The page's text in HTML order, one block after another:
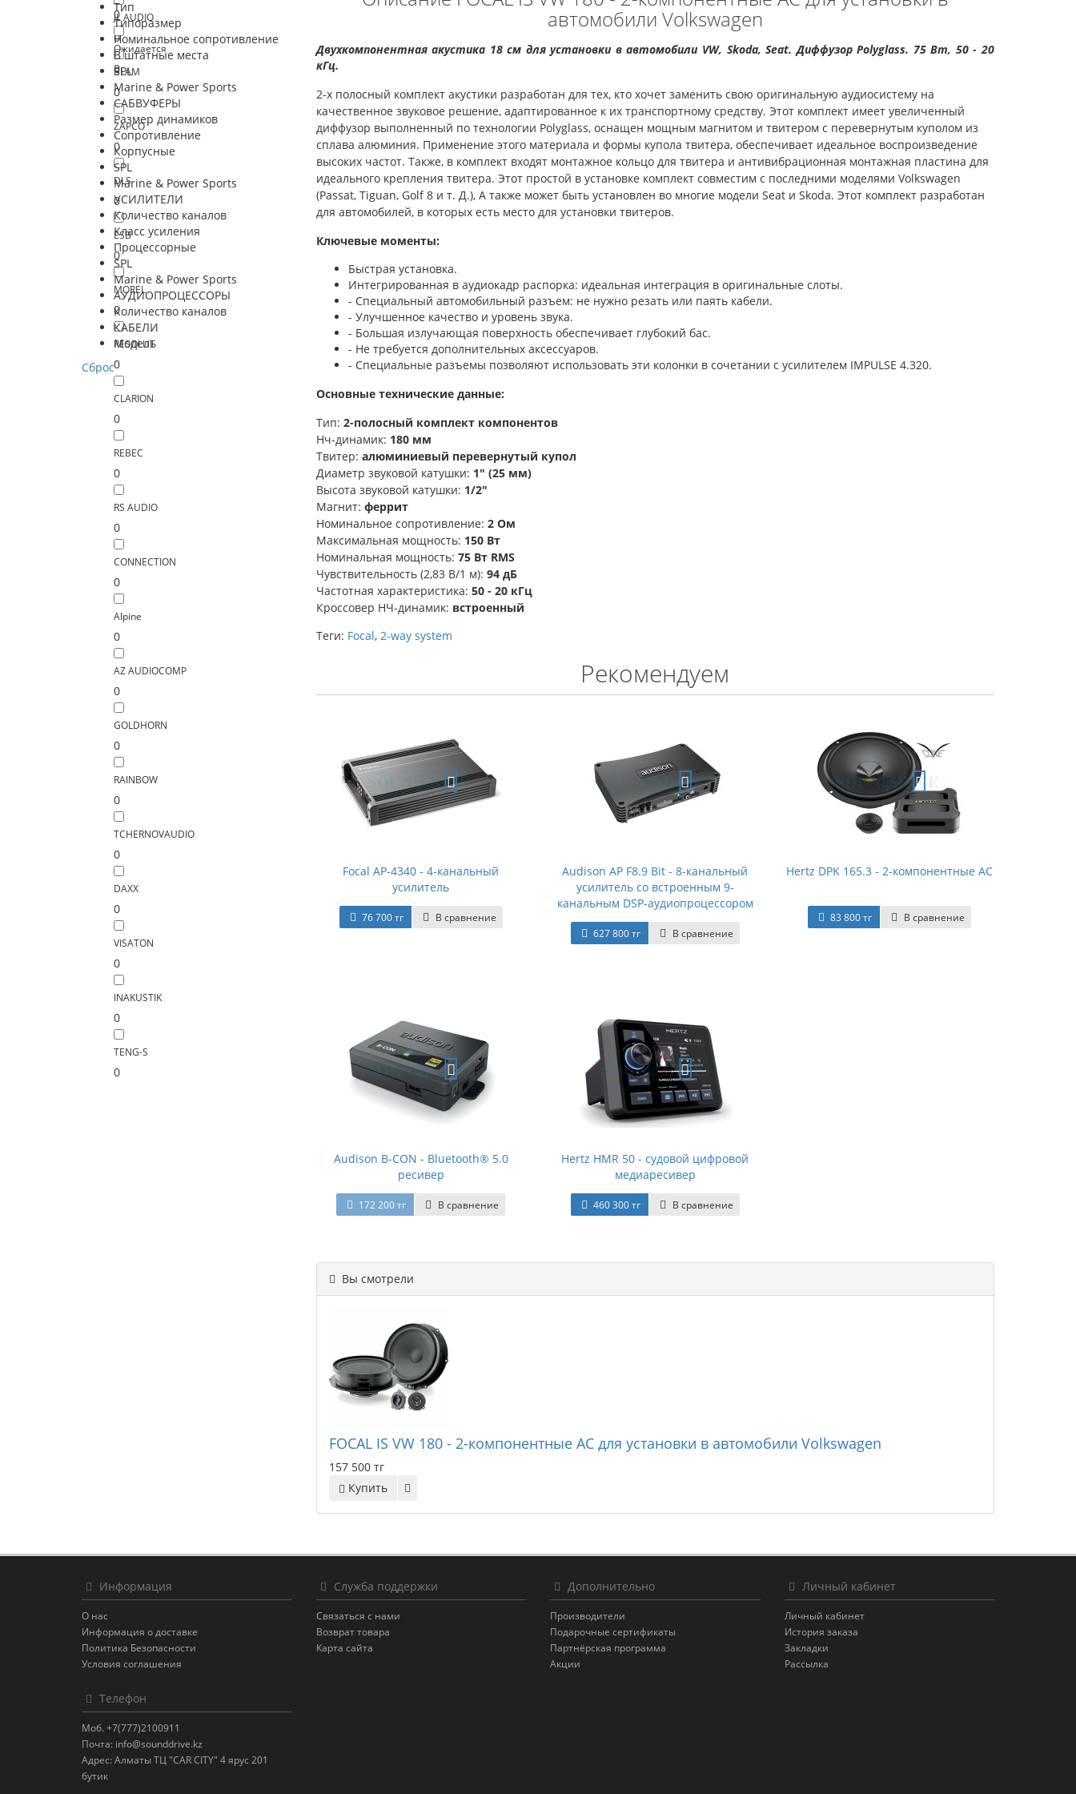
JL AUDIO
0
BLAM
0
ZAPCO
0
DLS
0
ESB
0
MOREL
0
RESOLUT
0
CLARION
0
REBEC
0
RS AUDIO
0
CONNECTION
0
Alpine
0
AZ AUDIOCOMP
0
GOLDHORN
0
RAINBOW
0
TCHERNOVAUDIO
0
DAXX
0
VISATON
0
INAKUSTIK
0
TENG-S
0
0
Ожидается
0
Тип
Типоразмер
Номинальное сопротивление
В штатные места
SPL
Marine & Power Sports
САБВУФЕРЫ
Размер динамиков
Сопротивление
Корпусные
SPL
Marine & Power Sports
УСИЛИТЕЛИ
Количество каналов
Класс усиления
Процессорные
SPL
Marine & Power Sports
АУДИОПРОЦЕССОРЫ
Количество каналов
КАБЕЛИ
Модель
Сброс
автомобили Volkswagen
Двухкомпонентная акустика 18 см для установки в автомобили VW, Skoda, Seat. Диффузор Polyglass. 75 Вт, 50 - 20
кГц.
2-х полосный комплект акустики разработан для тех, кто хочет заменить свою оригинальную аудиосистему на
качественное звуковое решение, адаптированное к их транспортному средству. Этот комплект имеет увеличенный
диффузор выполненный по технологии Polyglass, оснащен мощным магнитом и твитером с перевернутым куполом из
сплава алюминия. Применение этого материала и формы купола твитера, обеспечивает идеальное воспроизведение
высоких частот. Также, в комплект входят монтажное кольцо для твитера и антивибрационная монтажная пластина для
идеального крепления твитера. Этот простой в установке комплект совместим с последними моделями Volkswagen
(Passat, Tiguan, Golf 8 и т. Д.), А также может быть установлен во многие модели Seat и Skoda. Этот комплект разработан
для автомобилей, в которых есть место для установки твитеров.
Ключевые моменты:
Быстрая установка.
Интегрированная в аудиокадр распорка: идеальная интеграция в оригинальные слоты.
- Специальный автомобильный разъем: не нужно резать или паять кабели.
- Улучшенное качество и уровень звука.
- Большая излучающая поверхность обеспечивает глубокий бас.
- Не требуется дополнительных аксессуаров.
- Специальные разъемы позволяют использовать эти колонки в сочетании с усилителем IMPULSE 4.320.
Основные технические данные:
Тип: 2-полосный комплект компонентов
Нч-динамик: 180 мм
Твитер: алюминиевый перевернутый купол
Диаметр звуковой катушки: 1" (25 мм)
Высота звуковой катушки: 1/2"
Магнит: феррит
Номинальное сопротивление: 2 Ом
Максимальная мощность: 150 Вт
Номинальная мощность: 75 Вт RMS
Чувствительность (2,83 В/1 м): 94 дБ
Частотная характеристика: 50 - 20 кГц
Кроссовер НЧ-динамик: встроенный
Теги: Focal, 2-way system
Рекомендуем
Focal AP-4340 - 4-канальный
усилитель
76 700 тг В сравнение
Audison AP F8.9 Bit - 8-канальный
усилитель со встроенным 9-
канальным DSP-аудиопроцессором
627 800 тг В сравнение
Hertz DPK 165.3 - 2-компонентные АС
83 800 тг В сравнение
Audison B-CON - Bluetooth® 5.0
ресивер
172 200 тг В сравнение
Hertz HMR 50 - судовой цифровой
медиаресивер
460 300 тг В сравнение
Вы смотрели
FOCAL IS VW 180 - 2-компонентные АС для установки в автомобили Volkswagen
157 500 тг
Купить
Информация
О нас
Информация о доставке
Политика Безопасности
Условия соглашения
Служба поддержки
Связаться с нами
Возврат товара
Карта сайта
Дополнительно
Производители
Подарочные сертификаты
Партнёрская программа
Акции
Личный кабинет
Личный кабинет
История заказа
Закладки
Рассылка
Телефон
Моб. +7(777)2100911
Почта: info@sounddrive.kz
Адрес: Алматы ТЦ "CAR CITY" 4 ярус 201
бутик